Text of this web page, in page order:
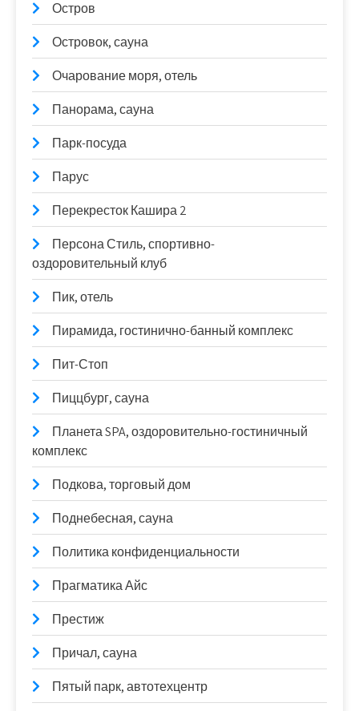
Остров
Островок, сауна
Очарование моря, отель
Панорама, сауна
Парк-посуда
Парус
Перекресток Кашира 2
Персона Стиль, спортивно-
оздоровительный клуб
Пик, отель
Пирамида, гостинично-банный комплекс
Пит-Стоп
Пиццбург, сауна
Планета SPA, оздоровительно-гостиничный
комплекс
Подкова, торговый дом
Поднебесная, сауна
Политика конфиденциальности
Прагматика Айс
Престиж
Причал, сауна
Пятый парк, автотехцентр